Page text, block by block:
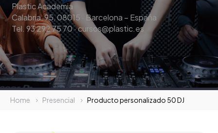
Plastic Academia
Calabria, 95, 08015 · Barcelona – España
Tel. 93 292 75 70 · cursos@plastic.es
Home Presencial Producto personalizado 50 DJ